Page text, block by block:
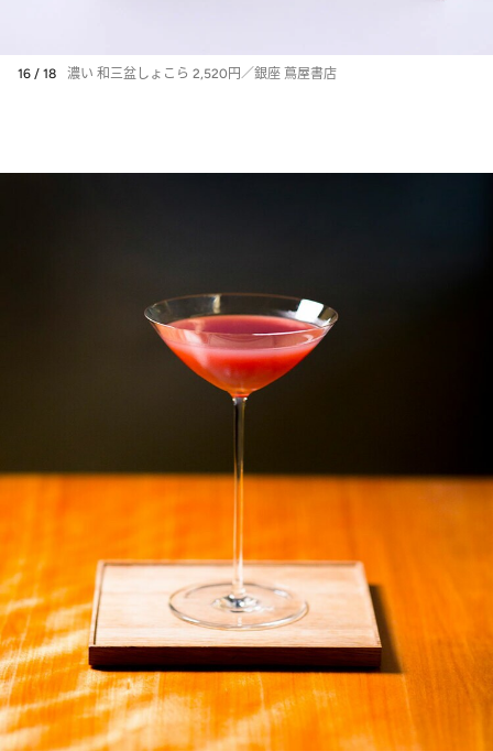
16 / 18 濃い 和三盆しょこら 2,520円／銀座 蔦屋書店